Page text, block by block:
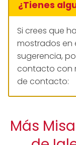
¿Tienes
Si crees que
mostrados en
sugerencia,
contacto con
de contacto:
Más